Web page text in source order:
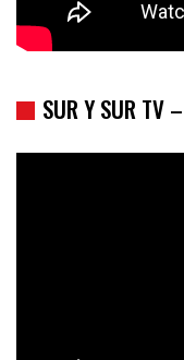
SUR Y SUR TV